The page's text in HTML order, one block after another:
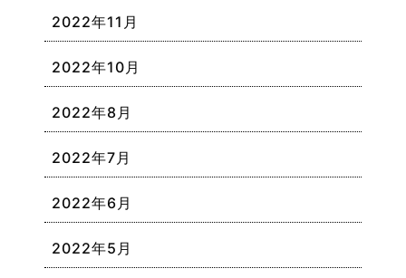
2022年11月
2022年10月
2022年8月
2022年7月
2022年6月
2022年5月